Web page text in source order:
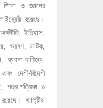
শিক্ষা ও জ্ঞানের
রয়েছে।
ইতিহাস,
ভ্রমণ, নাটক,
ব্যবসা-বাণিজ্য,
দেশী-বিদেশী
পত্র-পত্রিকা ও
ছাত্রীরা